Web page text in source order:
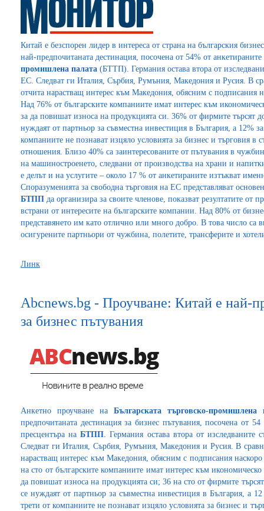
Китай е безспорен лидер в интереса от страна на българския
най-предпочитаната дестинация, посочена от 54% от
промишлена палата (БТТП). Германия остава втора от
ЕС. Следват ги Италия, Сърбия, Румъния, Македония и Русия. В
отчита нарастващ интерес към Македония, обясним с подписания
Над 76% от българските компаниите имат интерес към
за да повишат износа на продукцията си. 36% от фирмите търсят
нуждаят от партньор за съвместна инвестиция в България, а 12%
компаниите не познават изцяло условията за бизнес и търговия в
отношения. Близо 40% са заинтересованите от пътувания в
на машиностроенето, следвани от производства на храни и
е делът и на услугите – около 17 % от анкетираните изтъкват
Споразуменията за свободна търговия на ЕС представляват
БТПП да организира за своите членове, показват резултатите от
встрани от интересите на българските компании. Над 80% от
представянето им като отлично или много добро. В това число са
осигурените партньори от чужбина, полетите, трансферите и
Линк
Abcnews.bg - Проучване: Китай е най-
за бизнес пътувания
Анкетно проучване на Българската търговско-промишлена
предпочитаната дестинация за бизнес пътувания, посочена от
пресцентъра наБТПП. Германия остава втора от
Следват ги Италия, Сърбия, Румъния, Македония и Русия. В
нарастващ интерес към Македония, обясним с подписания
на сто от българските компаниите имат интерес към
да повишат износа на продукцията си; 36 на сто от фирмите
се нуждаят от партньор за съвместна инвестиция в България, а
трети от компаниите не познават изцяло условията за бизнес и